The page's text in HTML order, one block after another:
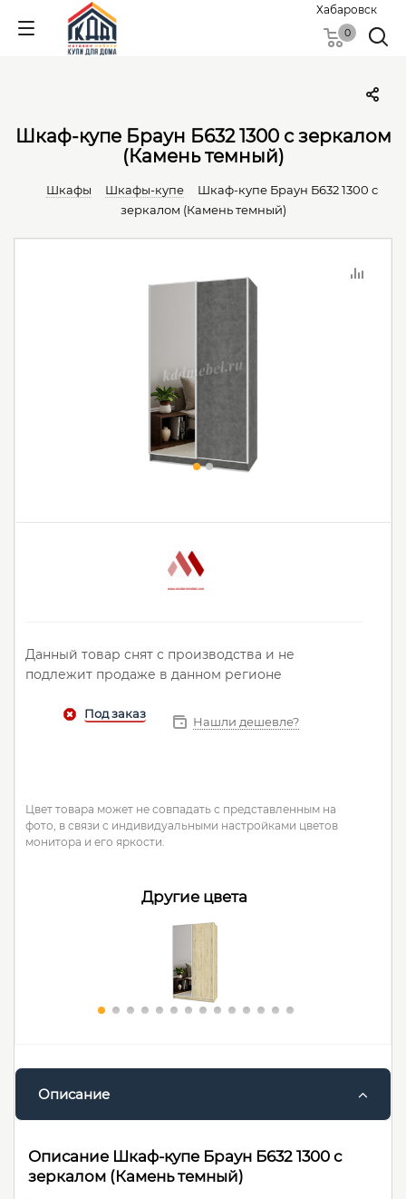
Хабаровск
0
Шкаф-купе Браун Б632 1300 с зеркалом
(Камень темный)
Шкафы Шкафы-купе
Шкаф-купе Браун Б632 1300 с
зеркалом (Камень темный)
Данный товар снят с производства и не
подлежит продаже в данном регионе
Нашли дешевле?
Цвет товара может не совпадать с представленным на
фото, в связи с индивидуальными настройками цветов
монитора и его яркости.
Другие цвета
Описание
Описание Шкаф-купе Браун Б632 1300 с
зеркалом (Камень темный)